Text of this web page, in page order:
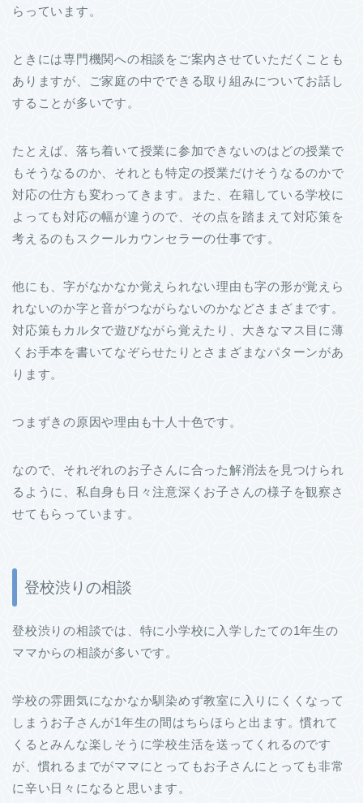
らっています。
ときには専門機関への相談をご案内させていただくことも
ありますが、ご家庭の中でできる取り組みについてお話し
することが多いです。
たとえば、落ち着いて授業に参加できないのはどの授業で
もそうなるのか、それとも特定の授業だけそうなるのかで
対応の仕方も変わってきます。また、在籍している学校に
よっても対応の幅が違うので、その点を踏まえて対応策を
考えるのもスクールカウンセラーの仕事です。
他にも、字がなかなか覚えられない理由も字の形が覚えら
れないのか字と音がつながらないのかなどさまざまです。
対応策もカルタで遊びながら覚えたり、大きなマス目に薄
くお手本を書いてなぞらせたりとさまざまなパターンがあ
ります。
つまずきの原因や理由も十人十色です。
なので、それぞれのお子さんに合った解消法を見つけられ
るように、私自身も日々注意深くお子さんの様子を観察さ
せてもらっています。
登校渋りの相談
登校渋りの相談では、特に小学校に入学したての1年生の
ママからの相談が多いです。
学校の雰囲気になかなか馴染めず教室に入りにくくなって
しまうお子さんが1年生の間はちらほらと出ます。慣れて
くるとみんな楽しそうに学校生活を送ってくれるのです
が、慣れるまでがママにとってもお子さんにとっても非常
に辛い日々になると思います。